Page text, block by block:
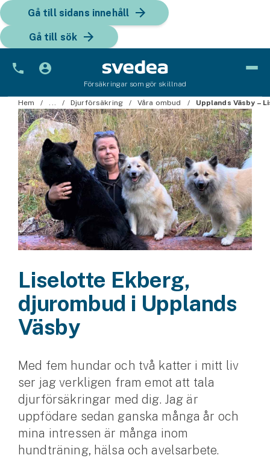
Gå till sidans innehåll
Gå till sök
Försäkringar som gör skillnad
Bil
Bilförsäkring
Bilförsäkring för företag
Fordon
Snöskoterförsäkring
ATV-försäkring
Husvagnsförsäkring
Motorcykel
Märkesförsäkringar
Båt
Båtförsäkring
Märkesförsäkringar
Hem ... Djurförsäkring Våra ombud Upplands Väsby –
Liselotte Ekberg,
djurombud i Upplands
Väsby
Med fem hundar och två katter i mitt liv
ser jag verkligen fram emot att tala
djurförsäkringar med dig. Jag är
uppfödare sedan ganska många år och
mina intressen är många inom
hundträning, hälsa och avelsarbete.